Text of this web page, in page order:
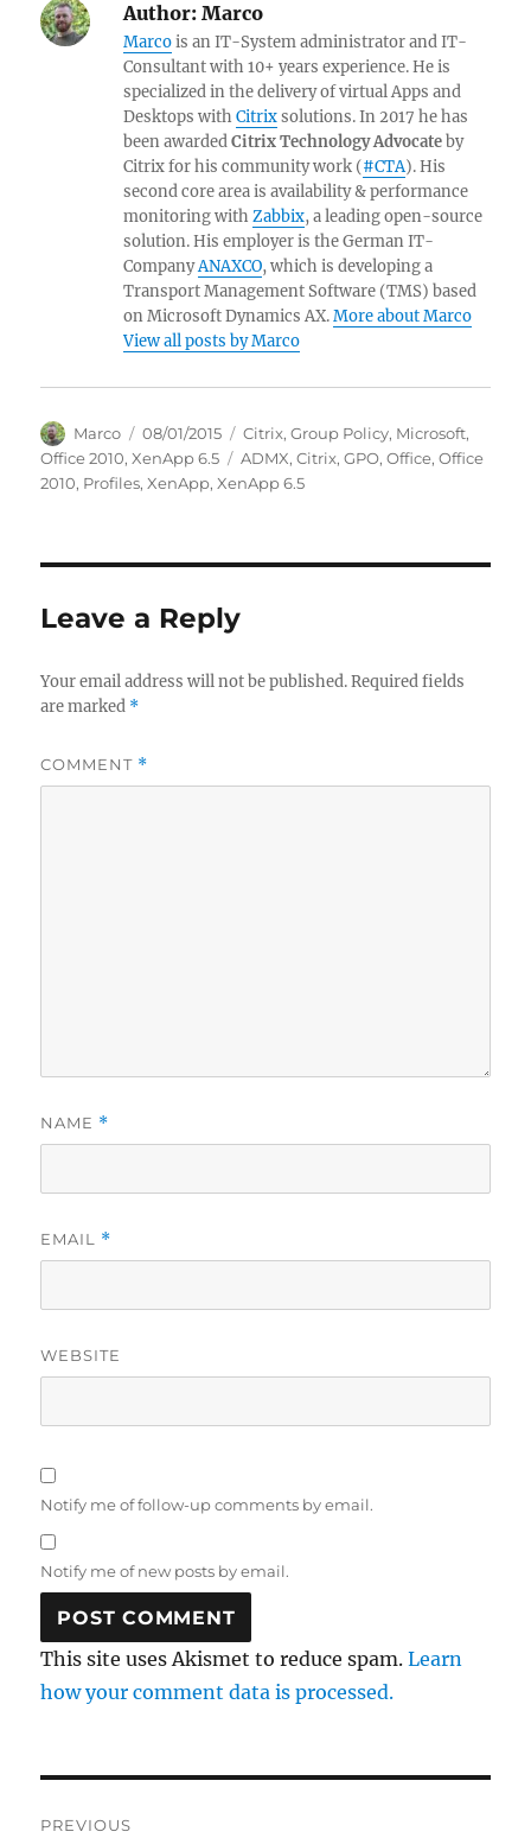
Author: Marco
Marcois an IT-System administrator and IT-
Consultant with 10+ years experience. He is
specialized in the delivery of virtual Apps and
Desktops withCitrixsolutions. In 2017 he has
been awardedCitrix Technology Advocateby
Citrix for his community work (#CTA). His
second core area is availability & performance
monitoring withZabbix, a leading open-source
solution. His employer is the German IT-
CompanyANAXCO, which is developing a
Transport Management Software (TMS) based
on Microsoft Dynamics AX.More about Marco
View all posts by Marco
Author
Marco
Posted
on
08/01/2015 Categories
Citrix,Group Policy, Microsoft,
Office 2010,XenApp 6.5 Tags
ADMX,Citrix,GPO,Office,Office
2010, Profiles,XenApp,XenApp 6.5
Leave a Reply
Your email address will not be published. Required fields
are marked *
COMMENT *
NAME *
EMAIL *
WEBSITE
Notify me of follow-up comments by email.
Notify me of new posts by email.
This site uses Akismet to reduce spam.Learn
how your comment data is processed.
PREVIOUS